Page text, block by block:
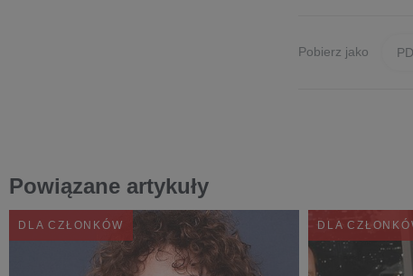
Pobierz jako
Powiązane artykuły
DLA CZŁONKÓW DLA